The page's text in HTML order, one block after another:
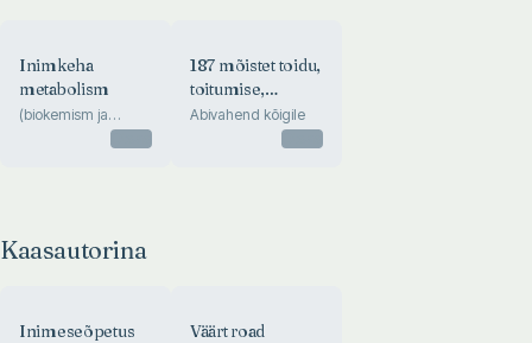
Inimkeha
metabolism
(biokemism ja
kliinilised aspektid)
187 mõistet toidu,
toitumise,
toitainete ja
enesehoolduse
Abivahend kõigile
Kaasautorina
Inimeseõpetus Väärt road